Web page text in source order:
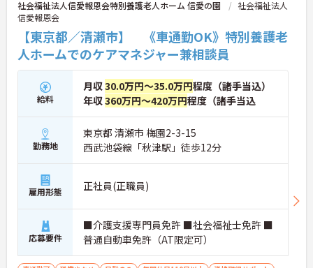
社会福祉法人信愛報恩会特別養護老人ホーム 信愛の園
社会福祉法人
信愛報恩会
【東京都／清瀬市】 《車通勤OK》特別養護老
人ホームでのケアマネジャー兼相談員
給料
月収30.0万円～35.0万円程度（諸手当込）
年収360万円～420万円程度（諸手当込
勤務地
東京都 清瀬市 梅園2-3-15
西武池袋線「秋津駅」徒歩12分
雇用形態 正社員(正職員)
応募要件
■介護支援専門員免許 ■社会福祉士免許 ■
普通自動車免許（AT限定可）